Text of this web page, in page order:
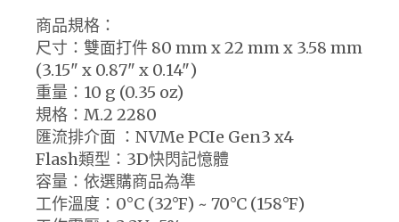
商品規格：
尺寸：雙面打件 80 mm x 22 mm x 3.58 mm
(3.15" x 0.87" x 0.14")
重量：10 g (0.35 oz)
規格：M.2 2280
匯流排介面 ：NVMe PCIe Gen3 x4
Flash類型：3D快閃記憶體
容量：依選購商品為準
工作溫度：0°C (32°F) ~ 70°C (158°F)